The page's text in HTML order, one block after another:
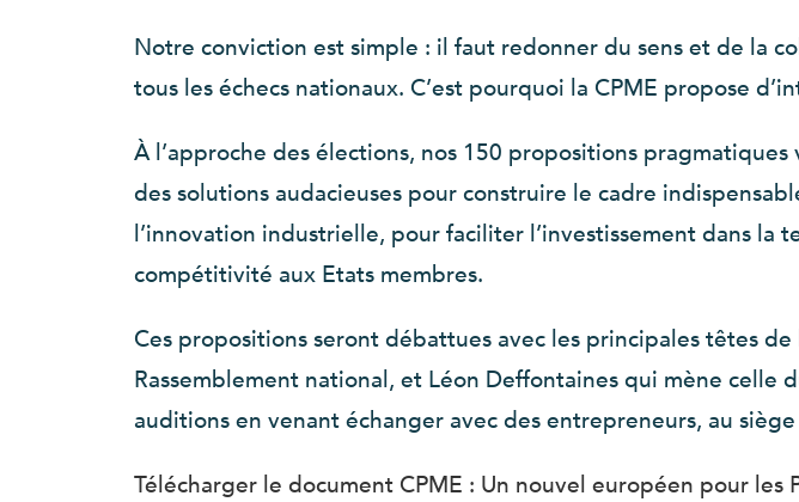
Notre conviction est simple : il faut redonner du sens et de la
tous les échecs nationaux. C’est pourquoi la CPME propose
À l’approche des élections, nos 150 propositions
des solutions audacieuses pour construire le cadre
l’innovation industrielle, pour faciliter l’investissement dans
compétitivité aux Etats membres.
Ces propositions seront débattues avec les principales têtes
Rassemblement national, et Léon Deffontaines qui mène celle
auditions en venant échanger avec des entrepreneurs, au siège
Télécharger le document CPME : Un nouvel européen pour